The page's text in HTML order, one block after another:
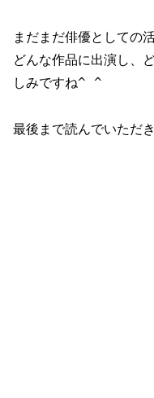
まだまだ俳優としての
どんな作品に出演し、
しみですね^ ^
最後まで読んでいただ